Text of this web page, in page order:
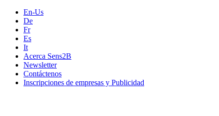
En-Us
De
Fr
Es
It
Acerca Sens2B
Newsletter
Contáctenos
Inscripciones de empresas y Publicidad